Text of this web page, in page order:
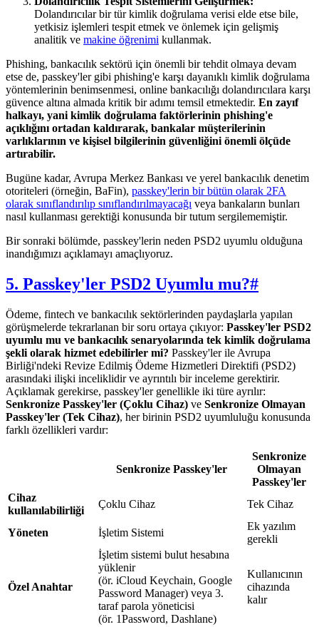
Dolandırıcılar bir tür kimlik doğrulama verisi elde etse bile,
yetkisiz işlemleri tespit etmek ve önlemek için gelişmiş
analitik ve makine öğrenimi kullanmak.
Phishing, bankacılık sektörü için önemli bir tehdit olmaya devam
etse de, passkey'ler gibi phishing'e karşı dayanıklı kimlik doğrulama
yöntemlerinin benimsenmesi, online bankacılığı dolandırıcılara karşı
güvence altına almada kritik bir adımı temsil etmektedir. En zayıf
halkayı, yani kimlik doğrulama faktörlerinin phishing'e
açıklığını ortadan kaldırarak, bankalar müşterilerinin
varlıklarının ve kişisel bilgilerinin güvenliğini önemli ölçüde
artırabilir.
Bugüne kadar, Avrupa Merkez Bankası ve yerel bankacılık denetim
otoriteleri (örneğin, BaFin), passkey'lerin bir bütün olarak 2FA
olarak sınıflandırılıp sınıflandırılmayacağı veya bankaların bunları
nasıl kullanması gerektiği konusunda bir tutum sergilememiştir.
Bir sonraki bölümde, passkey'lerin neden PSD2 uyumlu olduğuna
inandığımızı açıklamayı amaçlıyoruz.
5. Passkey'ler PSD2 Uyumlu mu?#
Ödeme, fintech ve bankacılık sektörlerinden paydaşlarla yapılan
görüşmelerde tekrarlanan bir soru ortaya çıkıyor: Passkey'ler PSD2
uyumlu mu ve bankacılık senaryolarında tek kimlik doğrulama
şekli olarak hizmet edebilirler mi? Passkey'ler ile Avrupa
Birliği'ndeki Revize Edilmiş Ödeme Hizmetleri Direktifi (PSD2)
arasındaki ilişki inceliklidir ve ayrıntılı bir inceleme gerektirir.
Açıklamak gerekirse, passkey'ler genellikle iki türe ayrılır:
Senkronize Passkey'ler (Çoklu Cihaz) ve Senkronize Olmayan
Passkey'ler (Tek Cihaz), her birinin PSD2 uyumluluğu konusunda
farklı özellikleri vardır:
Senkronize Passkey'ler
Senkronize
Olmayan
Passkey'ler
Cihaz
kullanılabilirliği
Çoklu Cihaz Tek Cihaz
Yöneten İşletim Sistemi
Ek yazılım
gerekli
Özel Anahtar
İşletim sistemi bulut hesabına
yüklenir
(ör. iCloud Keychain, Google
Password Manager) veya 3.
taraf parola yöneticisi
(ör. 1Password, Dashlane)
Kullanıcının
cihazında
kalır